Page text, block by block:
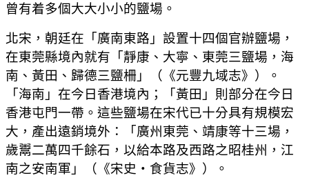
曾有着多個大大小小的鹽場。
北宋，朝廷在「廣南東路」設置十四個官辦鹽場，
在東莞縣境內就有「靜康、大寧、東莞三鹽場，海
南、黃田、歸德三鹽柵」（《元豐九域志》）。
「海南」在今日香港境內；「黃田」則部分在今日
香港屯門一帶。這些鹽場在宋代已十分具有規模宏
大，產出遠銷境外：「廣州東莞、靖康等十三場，
歲鬻二萬四千餘石，以給本路及西路之昭桂州，江
南之安南軍」（《宋史・食貨志》）。